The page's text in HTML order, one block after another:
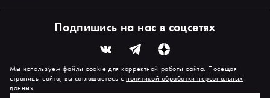
Подпишись на нас в соцсетях
Мы используем файлы cookie для корректной работы сайта. Посещая
страницы сайта, вы соглашаетесь сполитикой обработки персональных
данных